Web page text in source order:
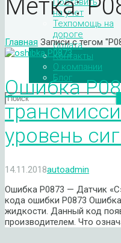
на учет
Техпомощь на
дороге
Оплата
Контакты
О компании
Блог
Метка:
Главная Записи с тегом
Ошибка
уровень
14.11.2018autoadmin
Ошибка P0873 — Датчик
кода ошибки P0873
жидкости. Данный код
производителем. Что